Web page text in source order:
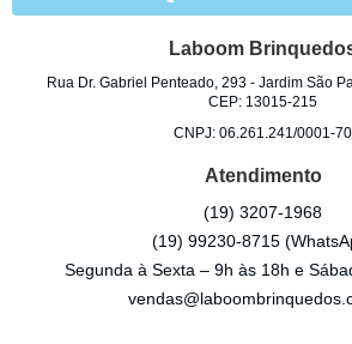
Laboom
Rua Dr. Gabriel Penteado, 293- Jardim São
CEP: 13015-215
CNPJ: 06.261.241/0001-70
Atendimento
(19) 3207-1968
(19) 99230-8715
Segunda à Sexta – 9h às 18h e